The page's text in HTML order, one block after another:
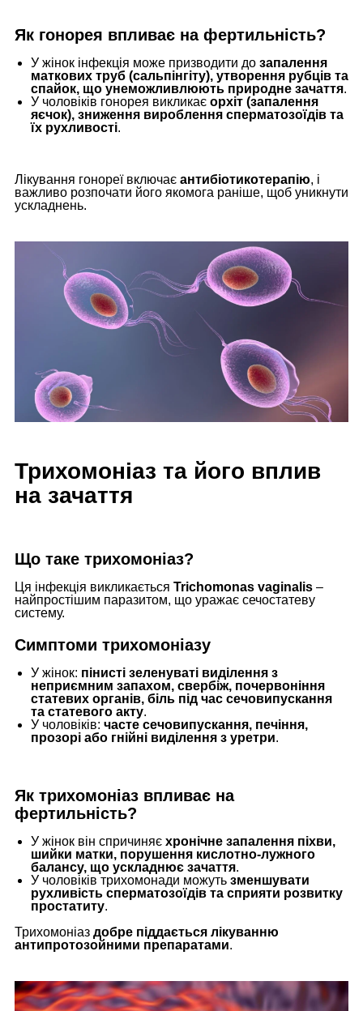
Як гонорея впливає на фертильність?
У жінок інфекція може призводити до запалення
маткових труб (сальпінгіту), утворення рубців та
спайок, що унеможливлюють природне зачаття.
У чоловіків гонорея викликає орхіт (запалення
яєчок), зниження вироблення сперматозоїдів та
їх рухливості.
Лікування гонореї включає антибіотикотерапію, і
важливо розпочати його якомога раніше, щоб уникнути
ускладнень.
Трихомоніаз та його вплив
на зачаття
Що таке трихомоніаз?
Ця інфекція викликається Trichomonas vaginalis –
найпростішим паразитом, що уражає сечостатеву
систему.
Симптоми трихомоніазу
У жінок: пінисті зеленуваті виділення з
неприємним запахом, свербіж, почервоніння
статевих органів, біль під час сечовипускання
та статевого акту.
У чоловіків: часте сечовипускання, печіння,
прозорі або гнійні виділення з уретри.
Як трихомоніаз впливає на
фертильність?
У жінок він спричиняє хронічне запалення піхви,
шийки матки, порушення кислотно-лужного
балансу, що ускладнює зачаття.
У чоловіків трихомонади можуть зменшувати
рухливість сперматозоїдів та сприяти розвитку
простатиту.
Трихомоніаз добре піддається лікуванню
антипротозойними препаратами.